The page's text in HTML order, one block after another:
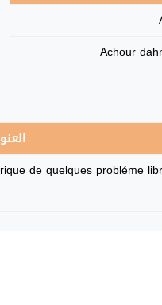
Achour
de quelques probléme